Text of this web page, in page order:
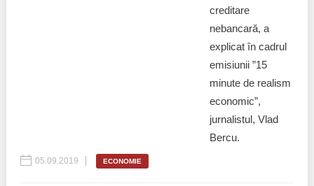
creditare
nebancară, a
explicat în cadrul
emisiunii ”15
minute de realism
economic”,
jurnalistul, Vlad
Bercu.
05.09.2019 ECONOMIE